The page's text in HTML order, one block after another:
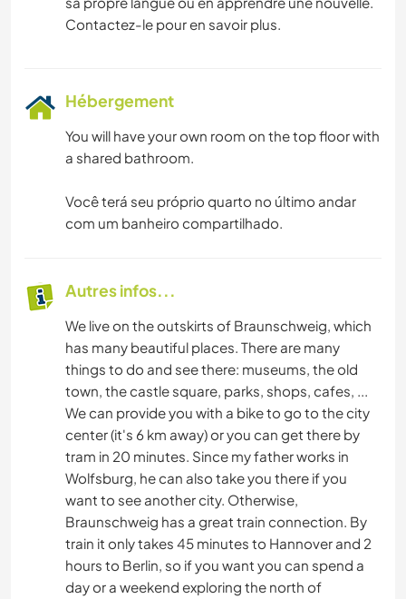
Contactez-le pour en savoir plus.
Hébergement
You will have your own room on the top floor with
a shared bathroom.
Você terá seu próprio quarto no último andar
com um banheiro compartilhado.
Autres infos...
We live on the outskirts of Braunschweig, which
has many beautiful places. There are many
things to do and see there: museums, the old
town, the castle square, parks, shops, cafes, ...
We can provide you with a bike to go to the city
center (it's 6 km away) or you can get there by
tram in 20 minutes. Since my father works in
Wolfsburg, he can also take you there if you
want to see another city. Otherwise,
Braunschweig has a great train connection. By
train it only takes 45 minutes to Hannover and 2
hours to Berlin, so if you want you can spend a
day or a weekend exploring the north of